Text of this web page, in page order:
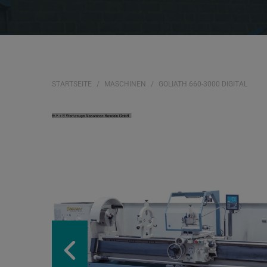
STARTSEITE MASCHINEN GOLIATH 660-3000 DIGITAL